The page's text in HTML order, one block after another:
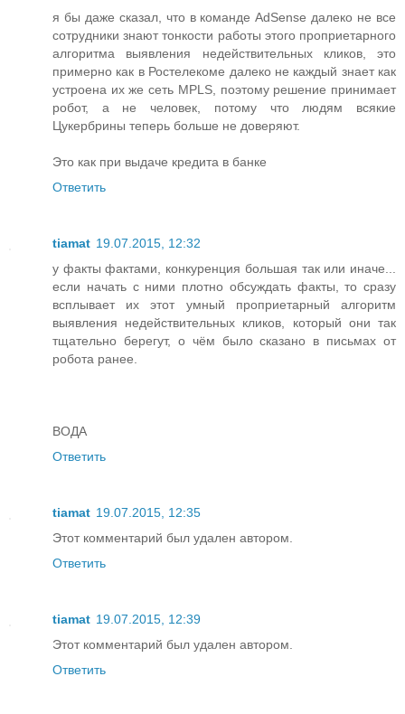
я бы даже сказал, что в команде AdSense далеко не все
сотрудники знают тонкости работы этого проприетарного
алгоритма выявления недействительных кликов, это
примерно как в Ростелекоме далеко не каждый знает как
устроена их же сеть MPLS, поэтому решение принимает
робот, а не человек, потому что людям всякие
Цукербрины теперь больше не доверяют.
Это как при выдаче кредита в банке
Ответить
tiamat 19.07.2015, 12:32
у факты фактами, конкуренция большая так или иначе...
если начать с ними плотно обсуждать факты, то сразу
всплывает их этот умный проприетарный алгоритм
выявления недействительных кликов, который они так
тщательно берегут, о чём было сказано в письмах от
робота ранее.
ВОДА
Ответить
tiamat 19.07.2015, 12:35
Этот комментарий был удален автором.
Ответить
tiamat 19.07.2015, 12:39
Этот комментарий был удален автором.
Ответить